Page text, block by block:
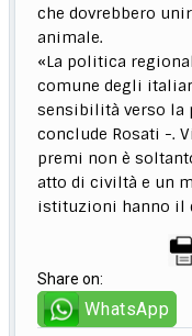
che dovrebbero
animale.
«La politica
comune degli
sensibilità verso la
conclude Rosati -.
premi non è
atto di civiltà e un
istituzioni hanno il
Share on:
WhatsApp